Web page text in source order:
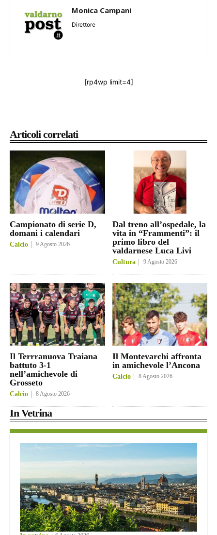
Articoli correlati
Campionato di serie D,
domani i calendari
Calcio 9 Agosto 2026
Dal treno all’ospedale, la
vita in “Frammenti”: il
primo libro del
valdarnese Luca Livi
Cultura 9 Agosto 2026
Il Terrranuova Traiana
battuto 3-1
nell’amichevole di
Grosseto
Calcio 8 Agosto 2026
Il Montevarchi affronta
in amichevole l’Ancona
Calcio 8 Agosto 2026
In Vetrina
Monica Campani
Direttore
[rp4wp limit=4]